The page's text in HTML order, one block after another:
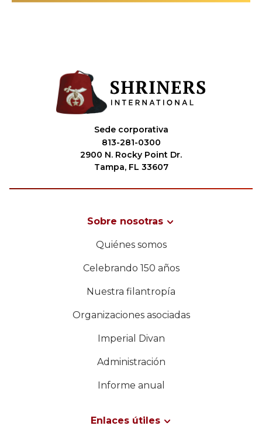
Sede corporativa
813-281-0300
2900 N. Rocky Point Dr.
Tampa, FL 33607
Sobre nosotras
Quiénes somos
Celebrando 150 años
Nuestra filantropía
Organizaciones asociadas
Imperial Divan
Administración
Informe anual
Enlaces útiles